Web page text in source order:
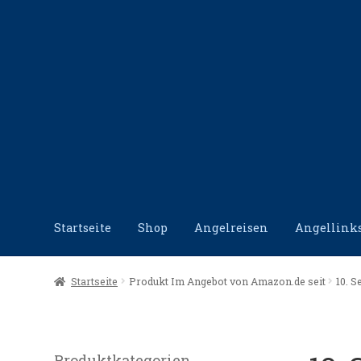
Startseite Shop Angelreisen
Start Angellinks Angelreisen Angelvideos
Startseite Produkt Im Angebot von Amazon.de seit 10.